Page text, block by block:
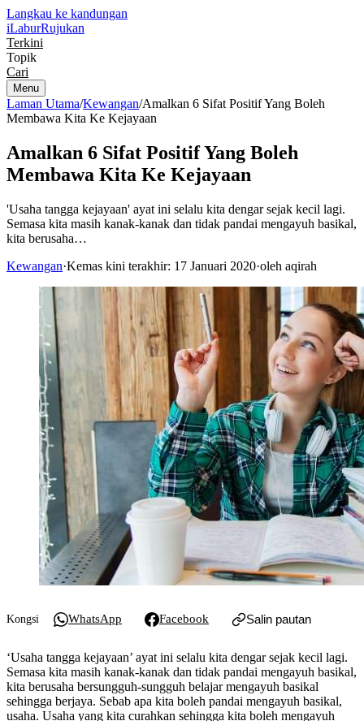
Langkau ke kandungan
iLaburRujukan
Terkini
Topik
Cari
Menu
Laman Utama/Kewangan/Amalkan 6 Sifat Positif Yang Boleh
Membawa Kita Ke Kejayaan
Amalkan 6 Sifat Positif Yang Boleh
Membawa Kita Ke Kejayaan
'Usaha tangga kejayaan' ayat ini selalu kita dengar sejak kecil lagi.
Semasa kita masih kanak-kanak dan tidak pandai mengayuh basikal,
kita berusaha…
Kewangan·Kemas kini terakhir: 17 Januari 2020·oleh aqirah
Kongsi WhatsApp Facebook Salin pautan
‘Usaha tangga kejayaan’ ayat ini selalu kita dengar sejak kecil lagi.
Semasa kita masih kanak-kanak dan tidak pandai mengayuh basikal,
kita berusaha bersungguh-sungguh belajar mengayuh basikal
sehingga berjaya. Sebab apa kita boleh pandai mengayuh basikal,
usaha. Usaha yang kita curahkan sehingga kita boleh mengayuh